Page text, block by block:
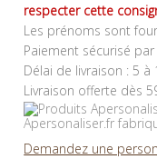
respecter cette
Les prénoms sont
Paiement sécurisé
Délai de livraison : 5 à
Livraison offerte dès
Apersonaliser.fr
Demandez une